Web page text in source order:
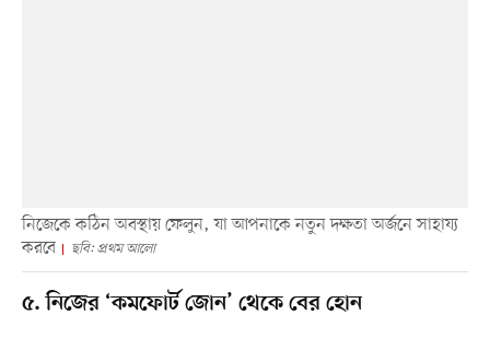
নিজেকে কঠিন অবস্থায় ফেলুন, যা আপনাকে নতুন দক্ষতা অর্জনে সাহায্য
করবে
ছবি: প্রথম আলো
৫. নিজের ‘কমফোর্ট জোন’ থেকে বের হোন